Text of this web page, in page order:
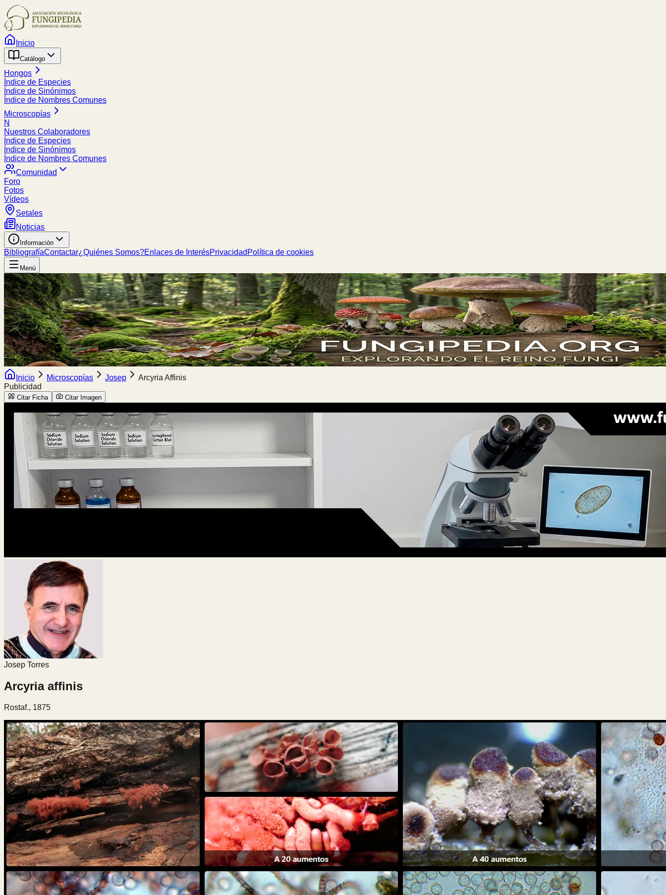
Inicio
Catálogo
Hongos
Índice de Especies
Índice de Sinónimos
Índice de Nombres Comunes
Microscopías
N
Nuestros Colaboradores
Índice de Especies
Índice de Sinónimos
Índice de Nombres Comunes
Comunidad
Foro
Fotos
Vídeos
Setales
Noticias
Información
BibliografíaContactar¿Quiénes Somos?Enlaces de InterésPrivacidad Política de cookies
Menú
Inicio Microscopías Josep
Arcyria Affinis
Publicidad
Citar Ficha Citar Imagen
Josep Torres
Arcyria affinis
Rostaf., 1875